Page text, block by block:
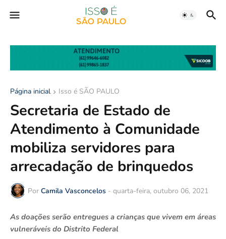
Página inicial Isso é SÃO PAULO
Secretaria de Estado de
Atendimento à Comunidade
mobiliza servidores para
arrecadação de brinquedos
Por Camila Vasconcelos - quarta-feira, outubro 06, 2021
As doações serão entregues a crianças que vivem em áreas
vulneráveis do Distrito Federal